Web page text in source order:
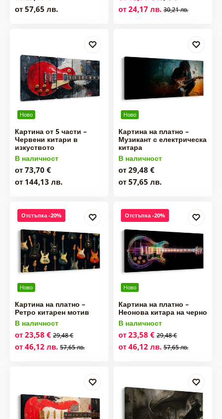
от 57,65 лв.
от 24,17 лв. 30,21 лв.
Ново
Картина от 5 части –
Червени китари в
изкуството
В наличност
от 73,70 €
от 144,13 лв.
Ново
Картина на платно –
Музикант с електрическа
китара
В наличност
от 29,48 €
от 57,65 лв.
Ново
Отстъпка -20%
Картина на платно –
Ретро китарен мотив
В наличност
от 23,58 € 29,48 €
от 46,12 лв. 57,65 лв.
Ново
Отстъпка -20%
Картина на платно –
Неонова китара на черно
В наличност
от 23,58 € 29,48 €
от 46,12 лв. 57,65 лв.